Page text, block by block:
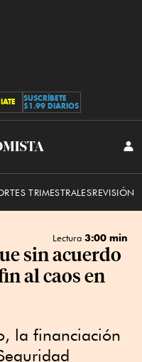
SUSCRÍBETE
$1.99 DIARIOS
TRIMESTRALESREVISIÓN
Lectura 3:00 min
sin acuerdo
al caos en
la financiación